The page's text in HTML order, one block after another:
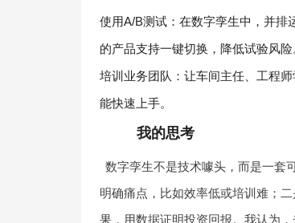
使用A/B测试：在数字孪生中，并排
的产品支持一键切换，降低试验风险
培训业务团队：让车间主任、工程师
能快速上手。
我的思考
数字孪生不是技术噱头，而是一套
明确痛点，比如效率低或培训难；
果，用数据证明投资回报。我认为